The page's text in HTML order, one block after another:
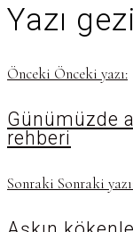
Yazı
Önceki Önceki yazı:
Günümüzde
rehberi
Sonraki Sonraki